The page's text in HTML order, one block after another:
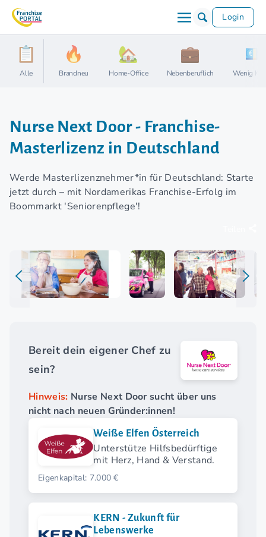
Login
Alle Brandneu Home-Office Nebenberuflich Wenig
Nurse Next Door - Franchise-
Masterlizenz in Deutschland
Werde Masterlizenznehmer*in für Deutschland: Starte
jetzt durch – mit Nordamerikas Franchise-Erfolg im
Boommarkt 'Seniorenpflege'!
Bereit dein eigener Chef zu
sein?
Hinweis: Nurse Next Door sucht über uns
nicht nach neuen Gründer:innen!
Weiße Elfen Österreich
Unterstütze Hilfsbedürftige
mit Herz, Hand & Verstand.
Eigenkapital: 7.000 €
KERN - Zukunft für
Lebenswerke